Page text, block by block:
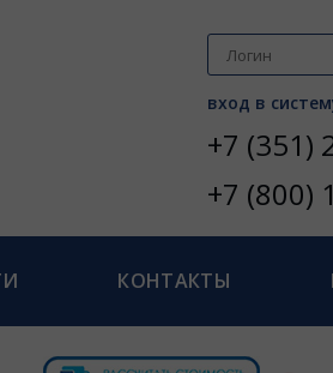
вход в
+7 (351)
+7 (800)
КОНТАКТЫ